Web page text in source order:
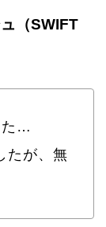
（SWIFT
た…
たが、無